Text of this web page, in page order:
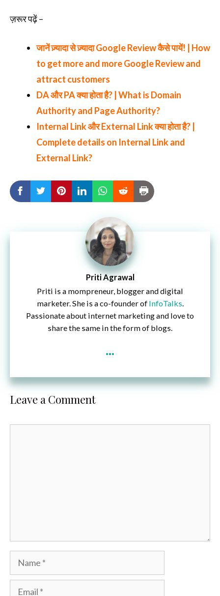
ज़रूर पढ़ें –
जानें ज़्यादा से ज़्यादा Google Review कैसे पायें! | How
to get more and more Google Review and
attract customers
DA और PA क्या होता है? | What is Domain
Authority and Page Authority?
Internal Link और External Link क्या होता है? |
Complete details on Internal Link and
External Link?
Priti Agrawal
Priti is a mompreneur, blogger and digital
marketer. She is a co-founder of InfoTalks.
Passionate about internet marketing and love to
share the same in the form of blogs.
...
Leave a Comment
Name
Email